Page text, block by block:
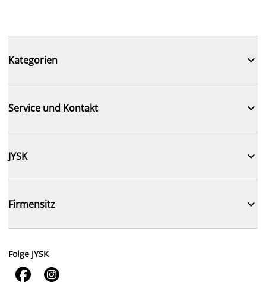
Kategorien 
Service und Kontakt 
JYSK 
Firmensitz 
Folge JYSK
 